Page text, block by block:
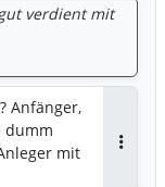
verdient mit
Anfänger,
dumm
mit